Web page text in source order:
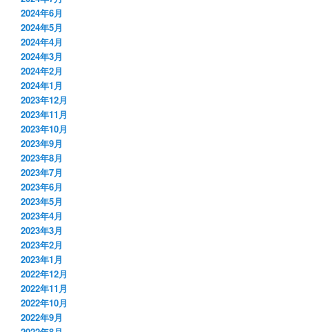
2024年6月
2024年5月
2024年4月
2024年3月
2024年2月
2024年1月
2023年12月
2023年11月
2023年10月
2023年9月
2023年8月
2023年7月
2023年6月
2023年5月
2023年4月
2023年3月
2023年2月
2023年1月
2022年12月
2022年11月
2022年10月
2022年9月